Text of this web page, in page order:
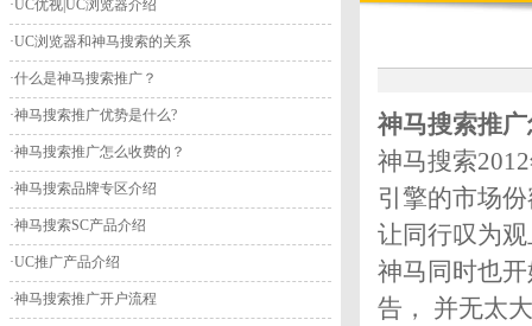
·UC优视|UC浏览器介绍
·UC浏览器和神马搜索的关系
·什么是神马搜索推广？
·神马搜索推广优势是什么?
·神马搜索推广怎么收费的？
·神马搜索品牌专区介绍
·神马搜索SC产品介绍
·UC推广产品介绍
·神马搜索推广开户流程
神马搜索推
神马搜索
引擎的市场
让同行叹为
神马同时也
告， 并无太